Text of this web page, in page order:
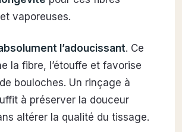
vaporeuses.
l’adoucissant. Ce
la fibre, l’étouffe et favorise
bouloches. Un rinçage à
à préserver la douceur
altérer la qualité du tissage.